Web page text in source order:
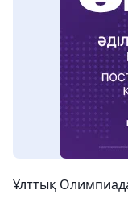
Ұлттық